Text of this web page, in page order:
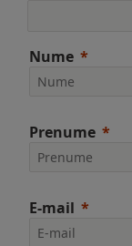
Nume
Prenume
E-mail